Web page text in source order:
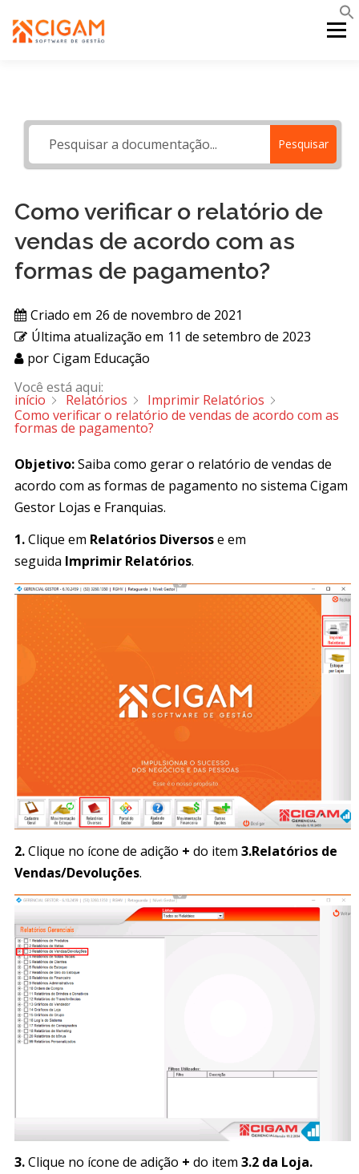
para
Menu
PORTAL WEB MOBILE SUPORTE Pesquisar
Como verificar o relatório de
vendas de acordo com as
formas de pagamento?
Criado em 26 de novembro de 2021
Última atualização em 11 de setembro de 2023
por Cigam Educação
Você está aqui:
início Relatórios
Imprimir Relatórios
Como verificar o relatório de vendas de acordo com as
formas de pagamento?
Objetivo:Saiba como gerar o relatório de vendas de
acordo com as formas de pagamento no sistema Cigam
Gestor Lojas e Franquias.
1.Clique em Relatórios Diversose em
seguida Imprimir Relatórios.
2.Clique no ícone de adição + do item 3.Relatórios de
Vendas/Devoluções.
3.Clique no ícone de adição + do item 3.2 da Loja.